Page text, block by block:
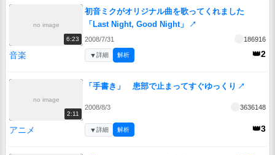
no image
6:23
初音ミクがオリジナル曲を歌ってくれました
「Last Night, Good Night」
↗
2008/7/31 186916
音楽 👑2
▼詳細 解析
no image
2:11
「手書き」 患部で止まってすぐゆっくり ↗
2008/8/3 3636148
アニメ 👑3
▼詳細 解析